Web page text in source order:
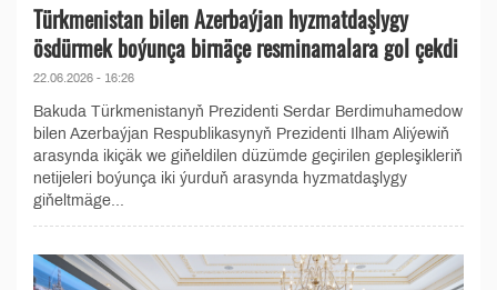
Türkmenistan bilen Azerbaýjan hyzmatdaşlygy
ösdürmek boýunça birnäçe resminamalara gol çekdi
22.06.2026 - 16:26
Bakuda Türkmenistanyň Prezidenti Serdar Berdimuhamedow
bilen Azerbaýjan Respublikasynyň Prezidenti Ilham Aliýewiň
arasynda ikiçäk we giňeldilen düzümde geçirilen gepleşikleriň
netijeleri boýunça iki ýurduň arasynda hyzmatdaşlygy
giňeltmäge...